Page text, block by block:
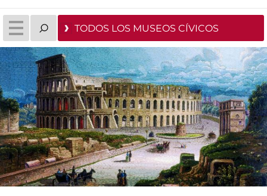
TODOS LOS MUSEOS CÍVICOS